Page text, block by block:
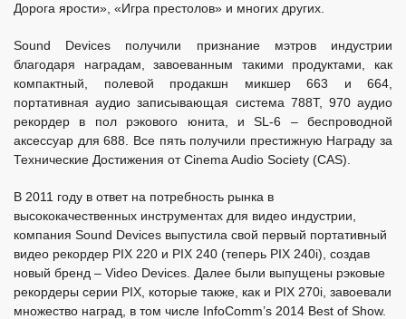
Дорога ярости», «Игра престолов» и многих других.
Sound Devices получили признание мэтров индустрии
благодаря наградам, завоеванным такими продуктами, как
компактный, полевой продакшн микшер 663 и 664,
портативная аудио записывающая система 788T, 970 аудио
рекордер в пол рэкового юнита, и SL-6 – беспроводной
аксессуар для 688. Все пять получили престижную Награду за
Технические Достижения от Cinema Audio Society (CAS).
В 2011 году в ответ на потребность рынка в
высококачественных инструментах для видео индустрии,
компания Sound Devices выпустила свой первый портативный
видео рекордер PIX 220 и PIX 240 (теперь PIX 240i), создав
новый бренд – Video Devices. Далее были выпущены рэковые
рекордеры серии PIX, которые также, как и PIX 270i, завоевали
множество наград, в том числе InfoComm’s 2014 Best of Show.